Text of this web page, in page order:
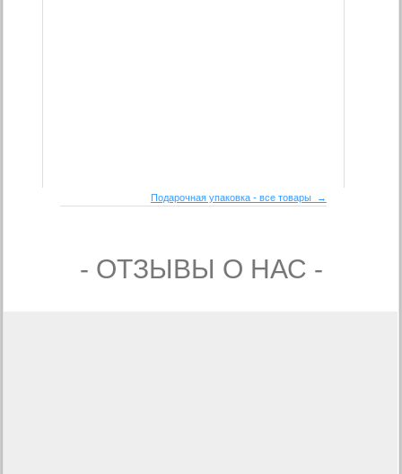
Подарочная упаковка - все товары →
- ОТЗЫВЫ О НАС -